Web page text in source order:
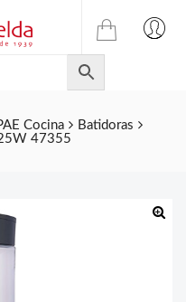
TIENDA
ONLINE
DE
JULIAN
CELDA
S.L.
Cocina
Batidoras
47355